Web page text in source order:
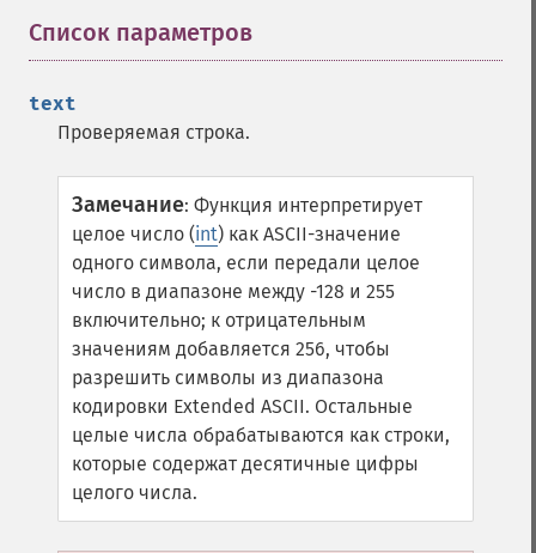
Список параметров
text
Проверяемая строка.
Замечание: Функция интерпретирует
целое число (int) как ASCII-значение
одного символа, если передали целое
число в диапазоне между -128 и 255
включительно; к отрицательным
значениям добавляется 256, чтобы
разрешить символы из диапазона
кодировки Extended ASCII. Остальные
целые числа обрабатываются как строки,
которые содержат десятичные цифры
целого числа.